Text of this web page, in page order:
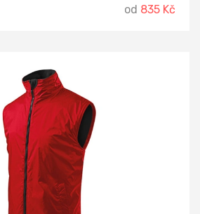
od 835 Kč